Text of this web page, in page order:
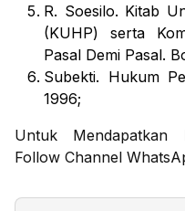
R. Soesilo. Kitab
(KUHP) serta
Pasal Demi Pasal.
Subekti. Hukum
1996;
Untuk Mendapatkan
Follow Channel